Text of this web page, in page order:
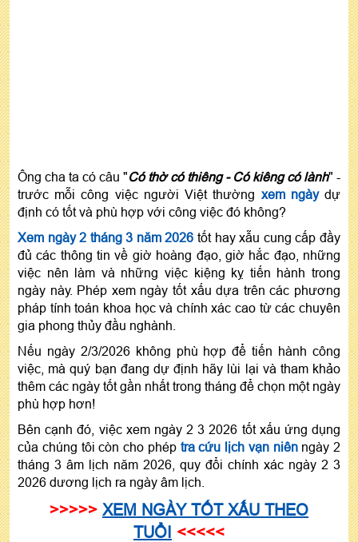
Ông cha ta có câu "Có thờ có thiêng - Có kiêng có lành" -
trước mỗi công việc người Việt thường xem ngàydự
định có tốt và phù hợp với công việc đó không?
Xem ngày 2 tháng 3 năm 2026 tốt hay xẫu cung cấp đầy
đủ các thông tin về giờ hoàng đạo, giờ hắc đạo, những
việc nên làm và những việc kiệng kỵ tiến hành trong
ngày này. Phép xem ngày tốt xấu dựa trên các phương
pháp tính toán khoa học và chính xác cao từ các chuyên
gia phong thủy đầu nghành.
Nếu ngày 2/3/2026 không phù hợp để tiến hành công
việc, mà quý bạn đang dự định hãy lùi lại và tham khảo
thêm các ngày tốt gần nhất trong tháng để chọn một ngày
phù hợp hơn!
Bên cạnh đó, việc xem ngày 2 3 2026 tốt xấu ứng dụng
của chúng tôi còn cho phép tra cứu lịch vạn niênngày 2
tháng 3 âm lịch năm 2026, quy đổi chính xác ngày 2 3
2026 dương lịch ra ngày âm lịch.
>>>>> XEM NGÀY TỐT XẤU THEO
TUỔI <<<<<